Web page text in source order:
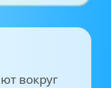
вокруг